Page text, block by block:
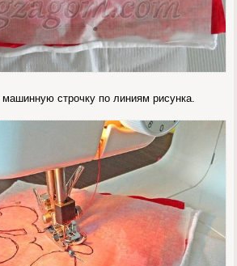
строчку по линиям рисунка.